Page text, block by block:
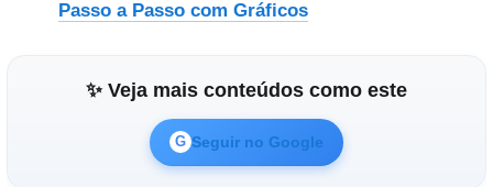
Passo a Passo com Gráficos
✨ Veja mais conteúdos como este
G Seguir no Google